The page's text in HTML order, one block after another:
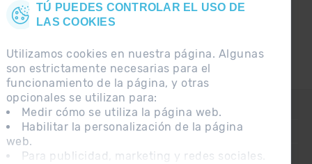
TÚ PUEDES CONTROLAR EL USO DE
LAS COOKIES
Utilizamos cookies en nuestra página. Algunas
son estrictamente necesarias para el
funcionamiento de la página, y otras
opcionales se utilizan para:
Medir cómo se utiliza la página web.
Habilitar la personalización de la página
web.
Para publicidad, marketing y redes sociales.
CONTACTO
PREGUNTAS FRECUENTES
NOTA LEGAL